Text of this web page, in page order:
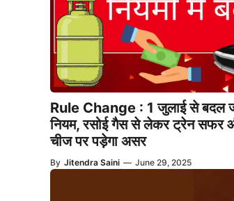
Rule Change : 1 जुलाई से बदल
नियम, रसोई गैस से लेकर ट्रेन सफर
चीज पर पड़ेगा असर
By Jitendra Saini — June 29, 2025